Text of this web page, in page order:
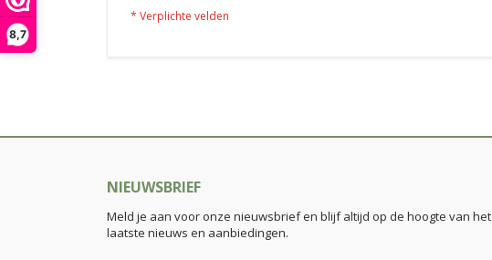
8,7
NIEUWSBRIEF
Meld je aan voor onze nieuwsbrief en blijf altijd op de hoogte van het
laatste nieuws en aanbiedingen.